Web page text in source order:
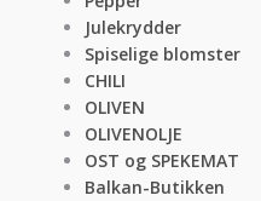
Julekrydder
Spiselige blomster
CHILI
OLIVEN
OLIVENOLJE
OST og SPEKEMAT
Balkan-Butikken